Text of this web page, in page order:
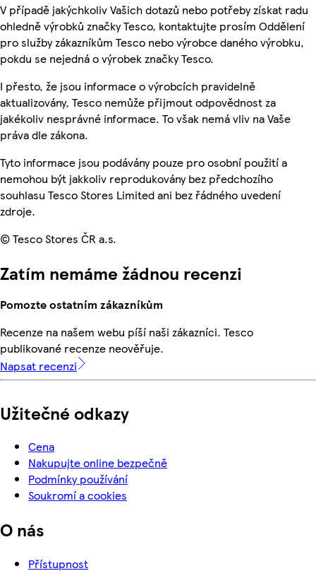
V případě jakýchkoliv Vašich dotazů nebo potřeby získat radu
ohledně výrobků značky Tesco, kontaktujte prosím Oddělení
pro služby zákazníkům Tesco nebo výrobce daného výrobku,
pokdu se nejedná o výrobek značky Tesco.
I přesto, že jsou informace o výrobcích pravidelně
aktualizovány, Tesco nemůže přijmout odpovědnost za
jakékoliv nesprávné informace. To však nemá vliv na Vaše
práva dle zákona.
Tyto informace jsou podávány pouze pro osobní použití a
nemohou být jakkoliv reprodukovány bez předchozího
souhlasu Tesco Stores Limited ani bez řádného uvedení
zdroje.
© Tesco Stores ČR a.s.
Zatím nemáme žádnou recenzi
Pomozte ostatním zákazníkům
Recenze na našem webu píší naši zákazníci. Tesco
publikované recenze neověřuje.
Napsat recenzi
Užitečné odkazy
Cena
Nakupujte online bezpečně
Podmínky používání
Soukromí a cookies
O nás
Přístupnost